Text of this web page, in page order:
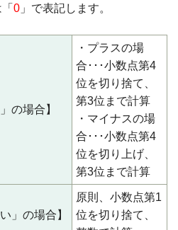
0 」で表記します。
の場合】
・プラスの場
合･･･小数点第4
位を切り捨て、
第3位まで計算
・マイナスの場
合･･･小数点第4
位を切り上げ、
第3位まで計算
」の場合】
原則、小数点第1
位を切り捨て、